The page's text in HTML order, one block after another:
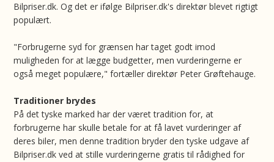
Bilpriser.dk. Og det er ifølge Bilpriser.dk's direktør blevet rigtigt
populært.
"Forbrugerne syd for grænsen har taget godt imod
muligheden for at lægge budgetter, men vurderingerne er
også meget populære," fortæller direktør Peter Grøftehauge.
Traditioner brydes
På det tyske marked har der været tradition for, at
forbrugerne har skulle betale for at få lavet vurderinger af
deres biler, men denne tradition bryder den tyske udgave af
Bilpriser.dk ved at stille vurderingerne gratis til rådighed for